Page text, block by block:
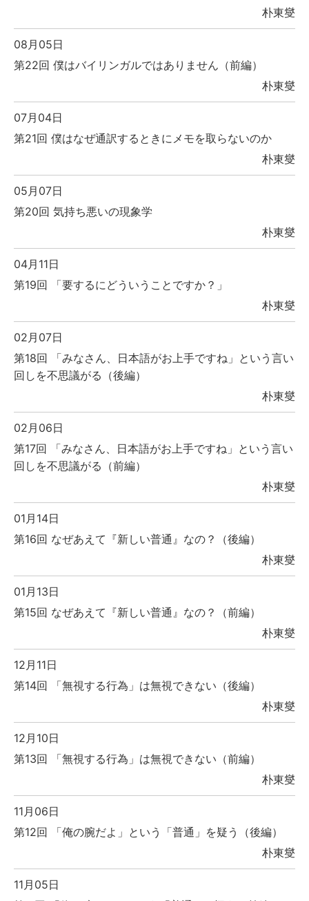
朴東燮
08月05日
第22回 僕はバイリンガルではありません（前編）
朴東燮
07月04日
第21回 僕はなぜ通訳するときにメモを取らないのか
朴東燮
05月07日
第20回 気持ち悪いの現象学
朴東燮
04月11日
第19回 「要するにどういうことですか？」
朴東燮
02月07日
第18回 「みなさん、日本語がお上手ですね」という言い
回しを不思議がる（後編）
朴東燮
02月06日
第17回 「みなさん、日本語がお上手ですね」という言い
回しを不思議がる（前編）
朴東燮
01月14日
第16回 なぜあえて『新しい普通』なの？（後編）
朴東燮
01月13日
第15回 なぜあえて『新しい普通』なの？（前編）
朴東燮
12月11日
第14回 「無視する行為」は無視できない（後編）
朴東燮
12月10日
第13回 「無視する行為」は無視できない（前編）
朴東燮
11月06日
第12回 「俺の腕だよ」という「普通」を疑う（後編）
朴東燮
11月05日